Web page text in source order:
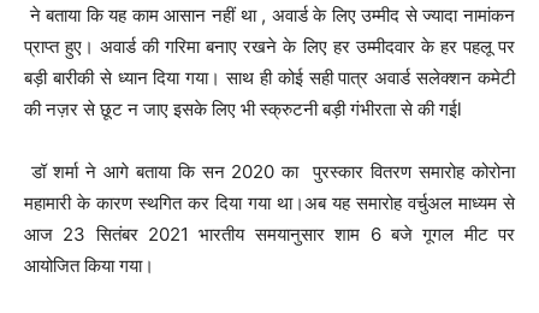
ने बताया कि यह काम आसान नहीं था , अवार्ड के लिए उम्मीद से ज्यादा नामांकन
प्राप्त हुए। अवार्ड की गरिमा बनाए रखने के लिए हर उम्मीदवार के हर पहलू पर
बड़ी बारीकी से ध्यान दिया गया। साथ ही कोई सही पात्र अवार्ड सलेक्शन कमेटी
की नज़र से छूट न जाए इसके लिए भी स्क्रुटनी बड़ी गंभीरता से की गईl
डॉ शर्मा ने आगे बताया कि सन 2020 का पुरस्कार वितरण समारोह कोरोना
महामारी के कारण स्थगित कर दिया गया था।अब यह समारोह वर्चुअल माध्यम से
आज 23 सितंबर 2021 भारतीय समयानुसार शाम 6 बजे गूगल मीट पर
आयोजित किया गया।